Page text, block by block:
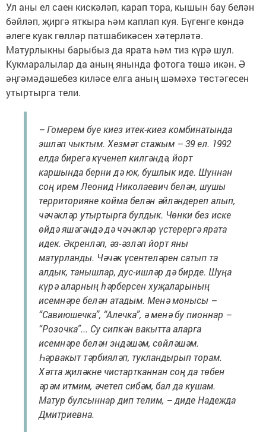
Ул аны ел саен кискәләп, карап тора, кышын бау белән
бәйләп, җиргә яткыра һәм каплап куя. Бүгенге көндә
әлеге куак гөлләр патшабикәсен хәтерләтә.
Матурлыкны барыбыз да ярата һәм тиз күрә шул.
Кукмаралылар да аның янында фотога төшә икән. Ә
әңгәмәдәшебез киләсе елга аның шәмәхә төстәгесен
утыртырга тели.
– Гомерем буе киез итек-киез комбинатында
эшләп чыктым. Хезмәт стажым – 39 ел. 1992
елда бирегә күченеп килгәндә, йорт
каршында берни дә юк, бушлык иде. Шуннан
соң ирем Леонид Николаевич белән, шушы
территория­не койма белән әйләндереп алып,
чәчәкләр утыртырга булдык. Чөнки без иске
өйдә яшәгәндә дә чәчәкләр үстерергә ярата
идек. Әкренләп, әз-әзләп йорт яны
матурланды. Чәчәк үсентеләрен сатып та
алдык, танышлар, дус-ишләр дә бирде. Шуңа
күрә аларның һәрберсен хуҗаларының
исемнәре белән атадым. Менә монысы –
“Савиюшечка”, “Алечка”, ә менә бу пионнар –
“Розочка”... Су сипкән вакытта аларга
исемнәре белән эндәшәм, сөйләшәм.
Һәрвакыт тәрбияләп, тукландырып торам.
Хәтта җиләкне чистартканнан соң да төбен
әрәм итмим, әчетеп сибәм, бал да кушам.
Матур булсыннар дип телим, – диде Надежда
Дмитриевна.